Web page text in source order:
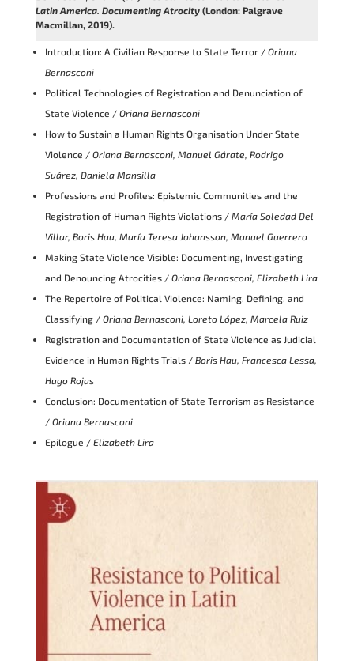
Latin America. Documenting Atrocity (London: Palgrave
Macmillan, 2019).
Introduction: A Civilian Response to State Terror / Oriana
Bernasconi
Political Technologies of Registration and Denunciation of
State Violence / Oriana Bernasconi
How to Sustain a Human Rights Organisation Under State
Violence / Oriana Bernasconi, Manuel Gárate, Rodrigo
Suárez, Daniela Mansilla
Professions and Profiles: Epistemic Communities and the
Registration of Human Rights Violations / María Soledad Del
Villar, Boris Hau, María Teresa Johansson, Manuel Guerrero
Making State Violence Visible: Documenting, Investigating
and Denouncing Atrocities / Oriana Bernasconi, Elizabeth Lira
The Repertoire of Political Violence: Naming, Defining, and
Classifying / Oriana Bernasconi, Loreto López, Marcela Ruiz
Registration and Documentation of State Violence as Judicial
Evidence in Human Rights Trials / Boris Hau, Francesca Lessa,
Hugo Rojas
Conclusion: Documentation of State Terrorism as Resistance
/ Oriana Bernasconi
Epilogue / Elizabeth Lira